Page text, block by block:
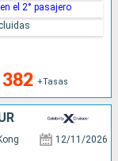
382 +Tasas
el 2° pasajero
12/11/2026